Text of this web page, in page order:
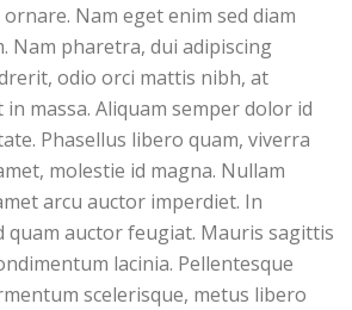
Nam eget enim sed diam
Nam pharetra, dui adipiscing
odio orci mattis nibh, at
massa. Aliquam semper dolor id
Phasellus libero quam, viverra
molestie id magna. Nullam
arcu auctor imperdiet. In
auctor feugiat. Mauris sagittis
lacinia. Pellentesque
scelerisque, metus libero